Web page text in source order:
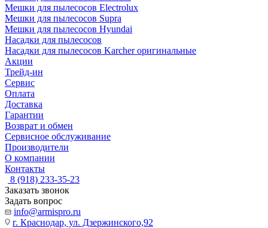
Мешки для пылесосов Electrolux
Мешки для пылесосов Supra
Мешки для пылесосов Hyundai
Насадки для пылесосов
Насадки для пылесосов Karcher оригинальные
Акции
Трейд-ин
Сервис
Оплата
Доставка
Гарантии
Возврат и обмен
Сервисное обслуживание
Производители
О компании
Контакты
8 (918) 233-35-23
Заказать звонок
Задать вопрос
info@armispro.ru
г. Краснодар, ул. Дзержинского,92